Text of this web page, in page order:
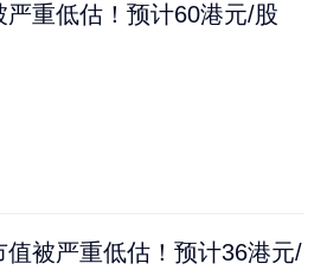
重低估！预计60港元/股
值被严重低估！预计36港元/